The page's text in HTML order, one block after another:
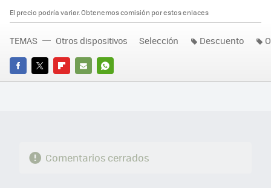
El precio podría variar. Obtenemos comisión por estos enlaces
FACEBOOK
TWITTERFLIPBOARD
E-
WHATSAPP
TEMAS Otros dispositivos Selección Descuento
Comentarios cerrados